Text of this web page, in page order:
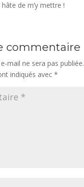
hâte de m’y mettre !
commentaire
mail ne sera pas publiée.
indiqués avec *